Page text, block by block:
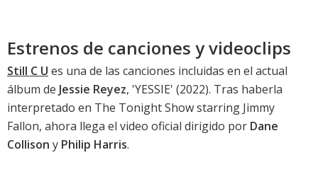
Estrenos de canciones y videoclips
Still C U es una de las canciones incluidas en el actual
álbum de Jessie Reyez, 'YESSIE' (2022). Tras haberla
interpretado en The Tonight Show starring Jimmy
Fallon, ahora llega el video oficial dirigido por Dane
Collison y Philip Harris.